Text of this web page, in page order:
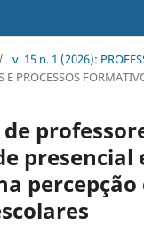
/ v. 15 n. 1 (2026):
E PROCESSOS
presencial
percepção